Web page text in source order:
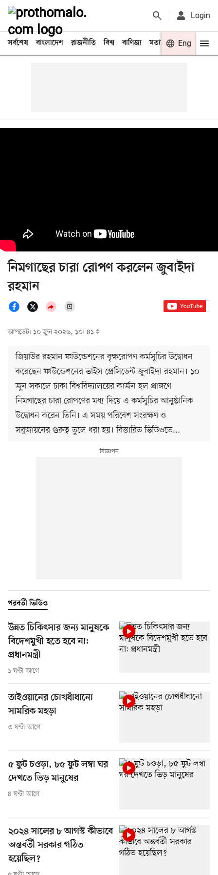
Login
সর্বশেষ বাংলাদেশ রাজনীতি বিশ্ব বাণিজ্য মতামত খেলা
Eng
নিমগাছের চারা রোপণ করলেন জুবাইদা
রহমান
আপডেট: ১০ জুন ২০২৬, ১০: ৪১
জিয়াউর রহমান ফাউন্ডেশনের বৃক্ষরোপণ কর্মসূচির উদ্বোধন
করেছেন ফাউন্ডেশনের ভাইস প্রেসিডেন্ট জুবাইদা রহমান। ১০
জুন সকালে ঢাকা বিশ্ববিদ্যালয়ের কার্জন হল প্রাঙ্গণে
নিমগাছের চারা রোপণের মধ্য দিয়ে এ কর্মসূচির আনুষ্ঠানিক
উদ্বোধন করেন তিনি। এ সময় পরিবেশ সংরক্ষণ ও
সবুজায়নের গুরুত্ব তুলে ধরা হয়। বিস্তারিত ভিডিওতে...
পরবর্তী ভিডিও
উন্নত চিকিৎসার জন্য মানুষকে
বিদেশমুখী হতে হবে না:
প্রধানমন্ত্রী
১ ঘণ্টা আগে
তাইওয়ানের চোখধাঁধানো
সামরিক মহড়া
৩ ঘণ্টা আগে
৫ ফুট চওড়া, ৮৫ ফুট লম্বা ঘর
দেখতে ভিড় মানুষের
৪ ঘণ্টা আগে
২০২৪ সালের ৮ আগস্ট কীভাবে
অন্তর্বর্তী সরকার গঠিত
হয়েছিল?